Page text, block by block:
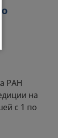
РАН
на
с 1 по